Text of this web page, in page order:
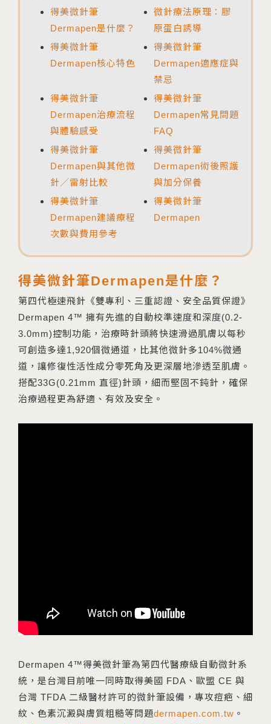
得美微針筆
Dermapen是什麼？
微針療法原理：膠
原蛋白誘導
得美微針筆
Dermapen核心特色
得美微針筆
Dermapen適應症與
禁忌
得美微針筆
Dermapen治療流程
與體驗感受
得美微針筆
Dermapen常見問題
FAQ
得美微針筆
Dermapen與其他微
針／雷射比較
得美微針筆
Dermapen術後照護
與加分保養
得美微針筆
Dermapen建議療程
次數與費用參考
得美微針筆
Dermapen
得美微針筆Dermapen是什麼？
第四代極速飛針《雙專利、三重認證、安全品質保證》
Dermapen 4™ 擁有先進的自動校準速度和深度(0.2-
3.0mm)控制功能，治療時針頭將快速滑過肌膚以每秒
可創造多達1,920個微通道，比其他微針多104%微通
道，讓修復性活性成分零死角及更深層地滲透至肌膚。
搭配33G(0.21mm 直徑)針頭，細而堅固不鈍針，確保
治療過程更為舒適、有效及安全。
Dermapen 4™得美微針筆為第四代醫療級自動微針系
統，是台灣目前唯一同時取得美國 FDA、歐盟 CE 與
台灣 TFDA 二級醫材許可的微針筆設備，專攻痘疤、細
紋、色素沉澱與膚質粗糙等問題dermapen.com.tw 。